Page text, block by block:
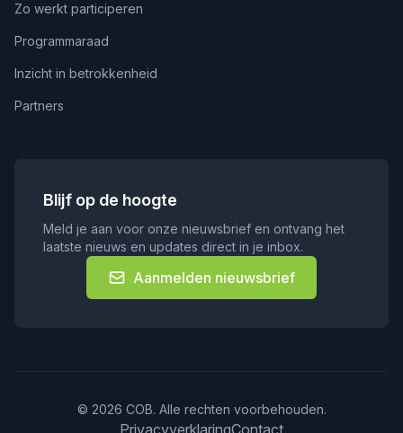
Zo werkt participeren
Programmaraad
Inzicht in betrokkenheid
Partners
Blijf op de hoogte
Meld je aan voor onze nieuwsbrief en ontvang het
laatste nieuws en updates direct in je inbox.
Aanmelden nieuwsbrief
© 2026 COB. Alle rechten voorbehouden.
PrivacyverklaringContact